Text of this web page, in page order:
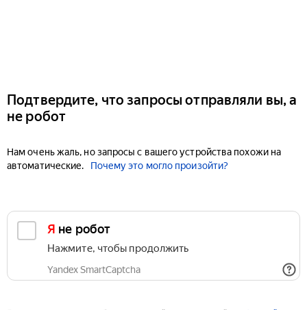
Подтвердите, что запросы отправляли вы, а
не робот
Нам очень жаль, но запросы с вашего устройства похожи на
автоматические.
Почему это могло произойти?
Я не робот
Нажмите, чтобы продолжить
Yandex SmartCaptcha